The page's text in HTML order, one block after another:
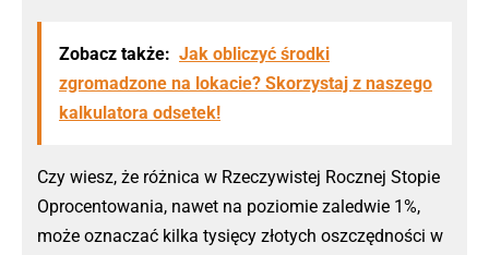
Zobacz także: Jak obliczyć środki
zgromadzone na lokacie? Skorzystaj z naszego
kalkulatora odsetek!
Czy wiesz, że różnica w Rzeczywistej Rocznej Stopie
Oprocentowania, nawet na poziomie zaledwie 1%,
może oznaczać kilka tysięcy złotych oszczędności w